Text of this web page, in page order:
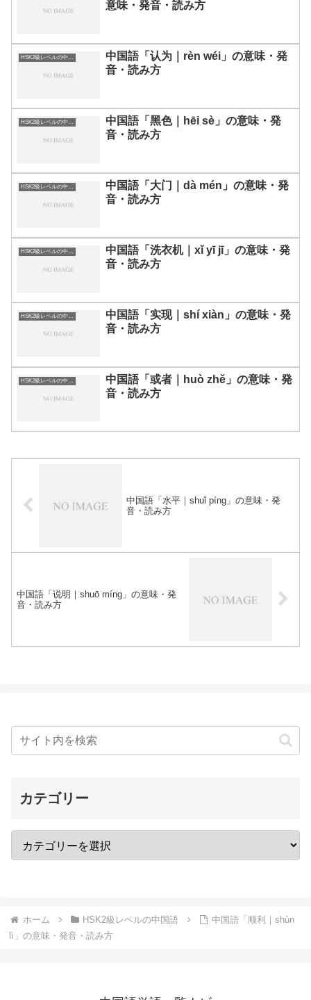
意味・発音・読み方
HSK2級レベルの中国語
中国語「认为｜rèn wéi」の意味・発
音・読み方
HSK2級レベルの中国語
中国語「黑色｜hēi sè」の意味・発
音・読み方
HSK2級レベルの中国語
中国語「大门｜dà mén」の意味・発
音・読み方
HSK2級レベルの中国語
中国語「洗衣机｜xǐ yī jī」の意味・発
音・読み方
中国語「实现｜shí xiàn」の意味・発
音・読み方
中国語「或者｜huò zhě」の意味・発
音・読み方
中国語「水平｜shuǐ píng」の意味・発
音・読み方
中国語「说明｜shuō míng」の意味・発
音・読み方
カテゴリー
ホーム HSK2級レベルの中国語
中国語「顺利｜shùn
lì」の意味・発音・読み方